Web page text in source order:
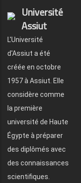
Université
Assiut
L'Université
d'Assiut a été
créée en octobre
1957 à Assiut. Elle
considère comme
la première
université de Haute
Égypte à préparer
des diplômés avec
des connaissances
scientifiques.